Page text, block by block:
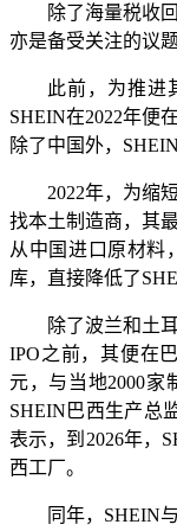
除了海量税收
亦是备受关注的议
此前，为推进
SHEIN在2022年便
除了中国外，
2022年，为缩
找本土制造商，其
从中国进口原材料
库，直接降低了
除了波兰和土
IPO之前，其便在
元，与当地2000家
SHEIN巴西生产总
表示，到2026年，
西工厂。
同年，SHEIN